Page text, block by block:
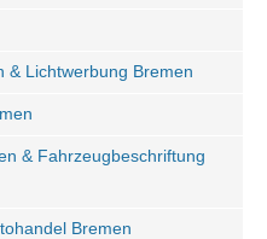
& Lichtwerbung Bremen
& Fahrzeugbeschriftung
Bremen